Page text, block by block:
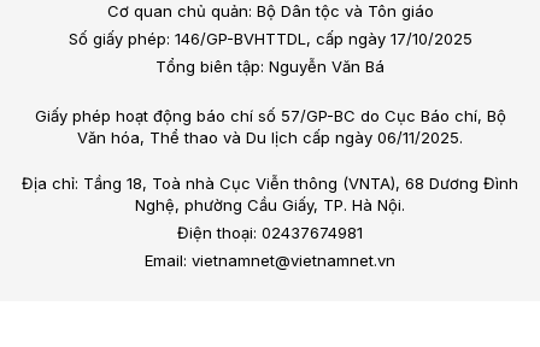
Cơ quan chủ quản: Bộ Dân tộc và Tôn giáo
Số giấy phép: 146/GP-BVHTTDL, cấp ngày 17/10/2025
Tổng biên tập: Nguyễn Văn Bá
Giấy phép hoạt động báo chí số 57/GP-BC do Cục Báo chí, Bộ
Văn hóa, Thể thao và Du lịch cấp ngày 06/11/2025.
Địa chỉ: Tầng 18, Toà nhà Cục Viễn thông (VNTA), 68 Dương Đình
Nghệ, phường Cầu Giấy, TP. Hà Nội.
Điện thoại: 02437674981
Email: vietnamnet@vietnamnet.vn